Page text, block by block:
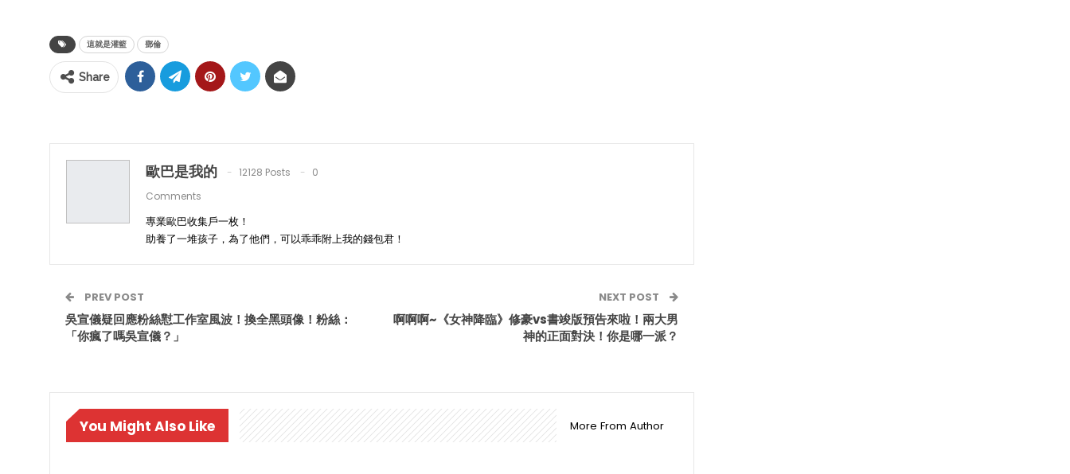
這就是灌籃 鄧倫
Share
歐巴是我的 12128 Posts
0
Comments
專業歐巴收集戶一枚！
助養了一堆孩子，為了他們，可以乖乖附上我的錢包君！
PREV POST
吳宣儀疑回應粉絲懟工作室風波！換全黑頭像！粉絲：
「你瘋了嗎吳宣儀？」
NEXT POST
啊啊啊~《女神降臨》修豪vs書竣版預告來啦！兩大男
神的正面對決！你是哪一派？
You Might Also Like More From Author